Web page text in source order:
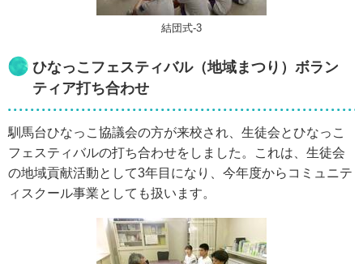
結団式-3
ひなっこフェスティバル（地域まつり）ボラン
ティア打ち合わせ
馴馬台ひなっこ協議会の方が来校され、生徒会とひなっこ
フェスティバルの打ち合わせをしました。これは、生徒会
の地域貢献活動として3年目になり、今年度からコミュニテ
ィスクール事業としても扱います。